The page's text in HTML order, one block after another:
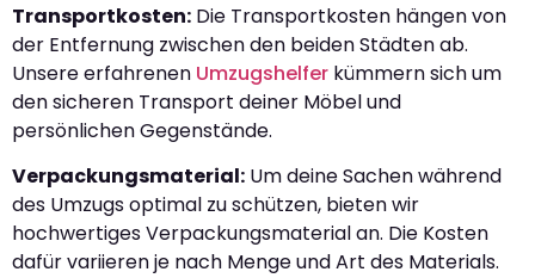
Transportkosten: Die Transportkosten hängen von
der Entfernung zwischen den beiden Städten ab.
Unsere erfahrenen Umzugshelfer kümmern sich um
den sicheren Transport deiner Möbel und
persönlichen Gegenstände.
Verpackungsmaterial: Um deine Sachen während
des Umzugs optimal zu schützen, bieten wir
hochwertiges Verpackungsmaterial an. Die Kosten
dafür variieren je nach Menge und Art des Materials.